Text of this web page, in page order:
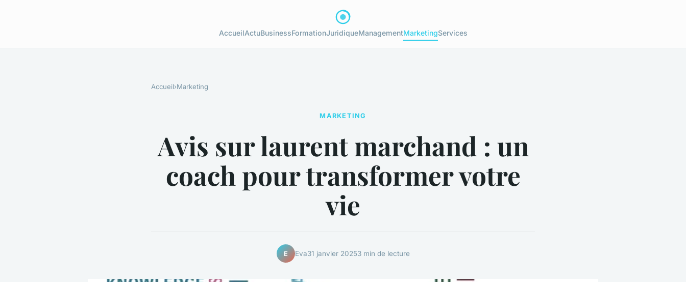
AccueilActuBusinessFormationJuridiqueManagementMarketingServices
Accueil›Marketing
MARKETING
Avis sur laurent marchand : un
coach pour transformer votre
vie
E Eva31 janvier 20253 min de lecture